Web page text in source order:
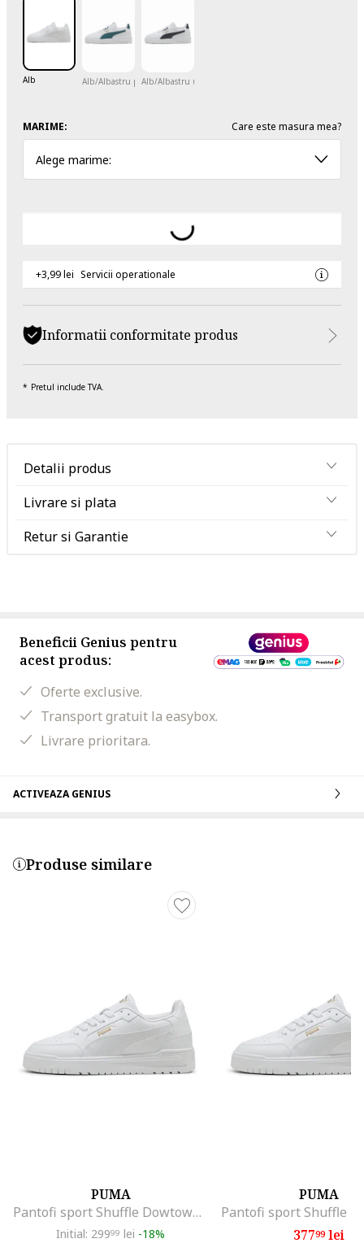
Alb Alb/Albastru petrolAlb/Albastru ultramarin
MARIME: Care este masura mea?
Alege marime:
+3,99 lei Servicii operationale
Informatii conformitate produs
Pretul include TVA.
Detalii produs
Livrare si plata
Retur si Garantie
Beneficii Genius pentru
acest produs:
Oferte exclusive.
Transport gratuit la easybox.
Livrare prioritara.
ACTIVEAZA GENIUS
Produse similare
PUMA
Pantofi sport Shuffle Dowtown de piele ecologica, Alb
Initial: 29999 lei -18%
PUMA
37799lei